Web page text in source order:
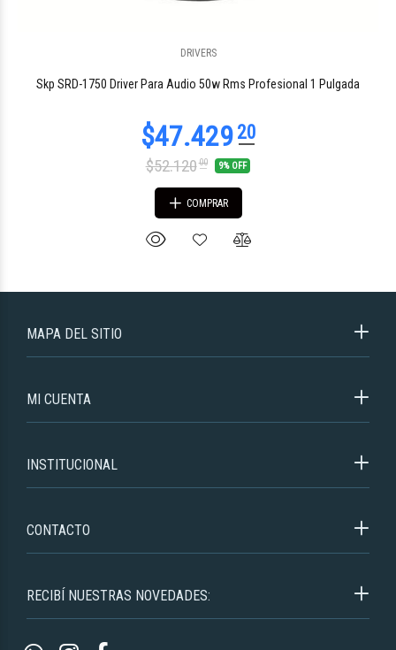
DRIVERS
Skp SRD-1750 Driver Para Audio 50w Rms Profesional 1 Pulgada
$52.12000 9% OFF
COMPRAR
RECIBÍ NUESTRAS NOVEDADES:
MAPA DEL SITIO
MI CUENTA
INSTITUCIONAL
CONTACTO